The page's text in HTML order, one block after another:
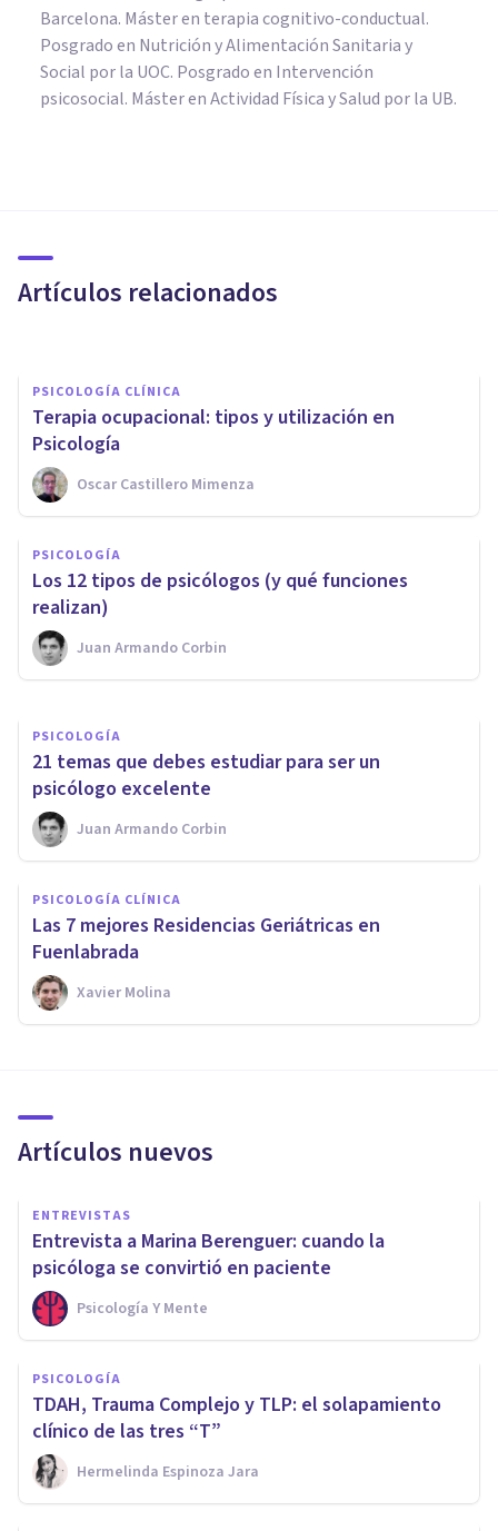
Barcelona. Máster en terapia cognitivo-conductual.
Posgrado en Nutrición y Alimentación Sanitaria y
Social por la UOC. Posgrado en Intervención
psicosocial. Máster en Actividad Física y Salud por la UB.
Artículos relacionados
startups de atención a
domicilio a personas mayores
PSICOLOGÍA CLÍNICA
Terapia ocupacional: tipos y utilización en
Psicología
Oscar Castillero Mimenza
PSICOLOGÍA
​Los 12 tipos de psicólogos (y qué funciones
realizan)
Juan Armando Corbin
PSICOLOGÍA
Los 13 beneficios de la
Psicología (y por qué es buena
idea ir al psicólogo)
Juan Armando Corbin
PSICOLOGÍA
21 temas que debes estudiar para ser un
psicólogo excelente
Juan Armando Corbin
PSICOLOGÍA CLÍNICA
Las 7 mejores Residencias Geriátricas en
Fuenlabrada
Xavier Molina
Artículos nuevos
ENTREVISTAS
Entrevista a Marina Berenguer: cuando la
psicóloga se convirtió en paciente
Psicología Y Mente
PSICOLOGÍA
TDAH, Trauma Complejo y TLP: el solapamiento
clínico de las tres “T”
Hermelinda Espinoza Jara